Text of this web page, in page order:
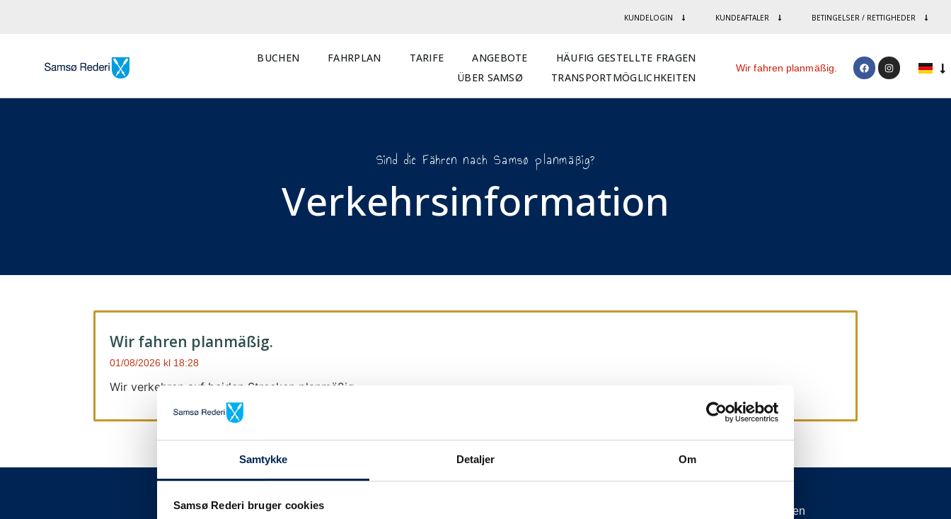
Samtykke Detaljer Om
Samsø Rederi bruger cookies
KUNDELOGIN KUNDEAFTALER BETINGELSER / RETTIGHEDER
BUCHEN FAHRPLAN TARIFE ANGEBOTE
HÄUFIG GESTELLTE FRAGEN
ÜBER SAMSØ
TRANSPORTMÖGLICHKEITEN
Wir fahren planmäßig.
Sind die Fähren nach Samsø planmäßig?
Verkehrsinformation​
Wir fahren planmäßig.
01/08/2026 18:28
Wir verkehren auf beiden Strecken planmäßig.
Unsere Verkehrsinformation wir nur bei Verspätungen von mehr als 15 Minuten